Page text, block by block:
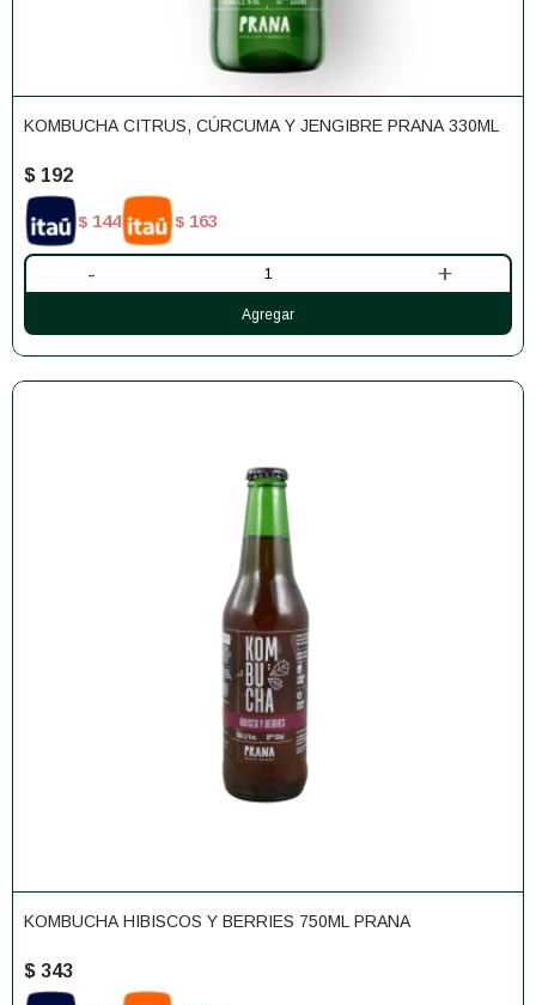
KOMBUCHA CITRUS, CÚRCUMA Y JENGIBRE PRANA 330ML
$ 192
$ 144 $ 163
- +
KOMBUCHA HIBISCOS Y BERRIES 750ML PRANA
$ 343